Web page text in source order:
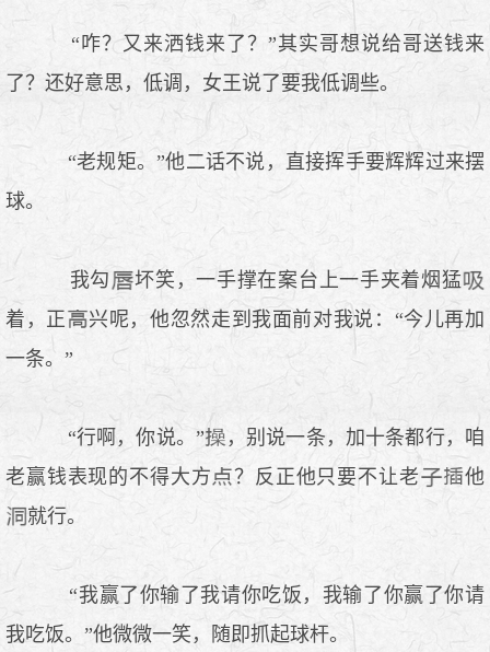
“咋？又来洒钱来了？”其实哥想说给哥送钱来
了？还好意思，低调，女王说了要我低调些。
“老规矩。”他二话不说，直接挥手要辉辉过来摆
球。
我勾
坏笑，一手撑在案台上一手夹着烟猛
着，正
兴呢，他忽然走到我面前对我说：“今儿再加
一条。”
“行啊，你说。”
，别说一条，加十条都行，咱
老赢钱表现的不得大方
？反正他只要不让老
他
就行。
“我赢了你输了我请你吃饭，我输了你赢了你请
我吃饭。”他微微一笑，随即抓起球杆。